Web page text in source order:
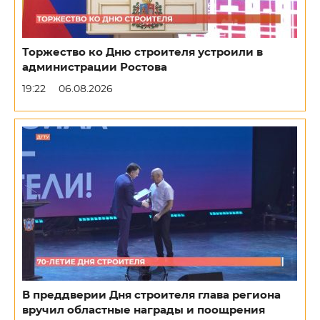
Торжество ко Дню строителя устроили в
администрации Ростова
19:22 06.08.2026
В преддверии Дня строителя глава региона
вручил областные награды и поощрения